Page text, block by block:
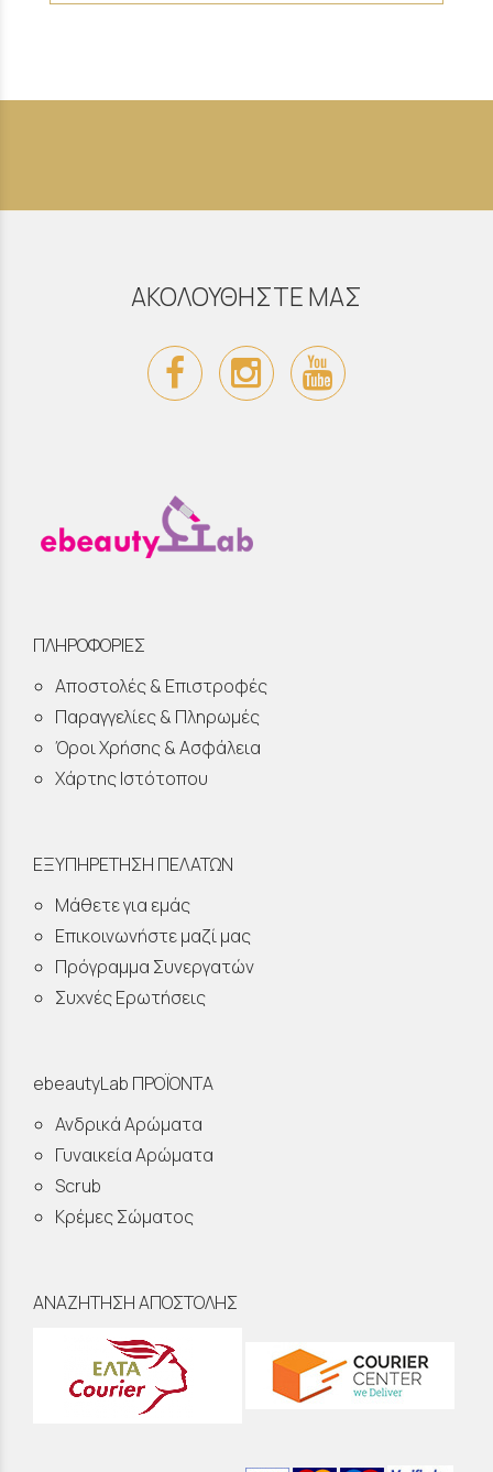
ΑΚΟΛΟΥΘΗΣΤΕ ΜΑΣ
ΠΛΗΡΟΦΟΡΙΕΣ
Αποστολές & Επιστροφές
Παραγγελίες & Πληρωμές
Όροι Χρήσης & Ασφάλεια
Χάρτης Ιστότοπου
ΕΞΥΠΗΡΕΤΗΣΗ ΠΕΛΑΤΩΝ
Μάθετε για εμάς
Επικοινωνήστε μαζί μας
Πρόγραμμα Συνεργατών
Συχνές Ερωτήσεις
ebeautyLab ΠΡΟΪΟΝΤΑ
Ανδρικά Αρώματα
Γυναικεία Αρώματα
Scrub
Κρέμες Σώματος
ΑΝΑΖΗΤΗΣΗ ΑΠΟΣΤΟΛΗΣ